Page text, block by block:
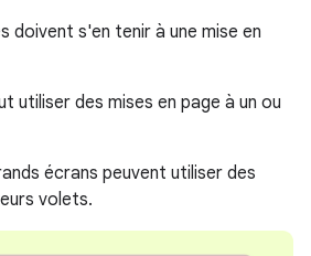
doivent s'en tenir à une mise en
utiliser des mises en page à un ou
écrans peuvent utiliser des
volets.